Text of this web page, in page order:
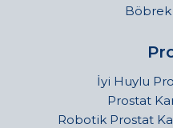
İyi Huylu
Prostat
Robotik Prostat